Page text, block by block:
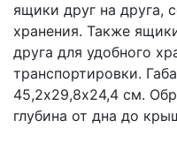
ящики друг на друга,
хранения. Также
друга для удобного
транспортировки.
45,2х29,8х24,4 см.
глубина от дна до